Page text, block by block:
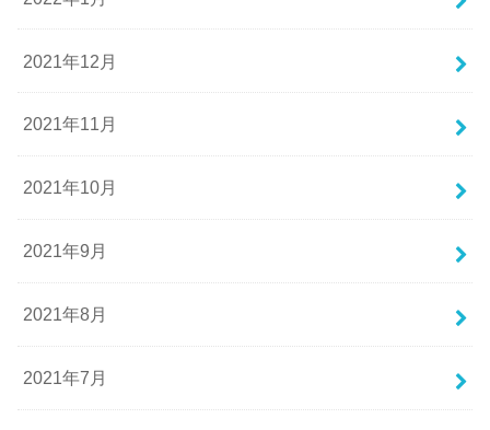
2021年12月
2021年11月
2021年10月
2021年9月
2021年8月
2021年7月